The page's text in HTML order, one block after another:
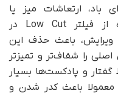
ارتعاشات میز یا
لرزش‌های محیطی است. استفاده از فیلتر Low Cut در
ویرایش، باعث حذف این
را شفاف‌تر و تمیزتر
و پادکست‌ها بسیار
معمولا باعث کدر شدن و